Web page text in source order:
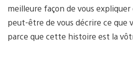
meilleure façon de vous expliquer
peut-être de vous décrire ce que
parce que cette histoire est la